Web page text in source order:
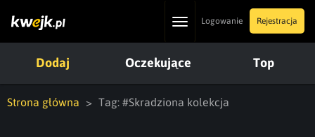
ToggleLogowanie Rejestracja
Dodaj Oczekujące Top
Strona główna Tag: #Skradziona kolekcja